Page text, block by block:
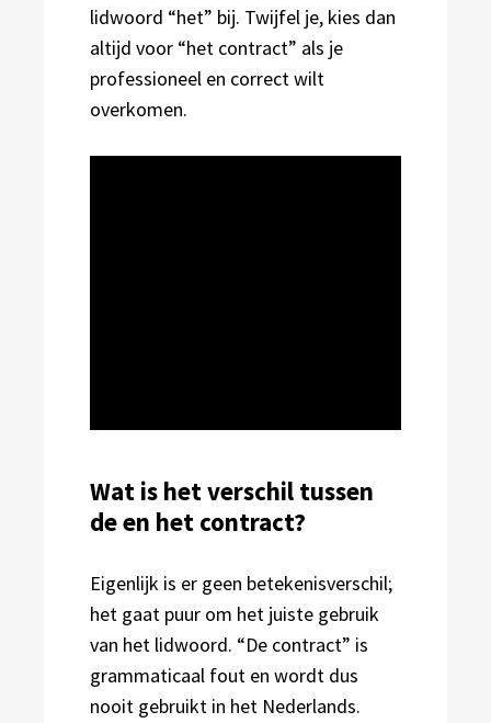
lidwoord “het” bij. Twijfel je, kies dan
altijd voor “het contract” als je
professioneel en correct wilt
overkomen.
Wat is het verschil tussen
de en het contract?
Eigenlijk is er geen betekenisverschil;
het gaat puur om het juiste gebruik
van het lidwoord. “De contract” is
grammaticaal fout en wordt dus
nooit gebruikt in het Nederlands.